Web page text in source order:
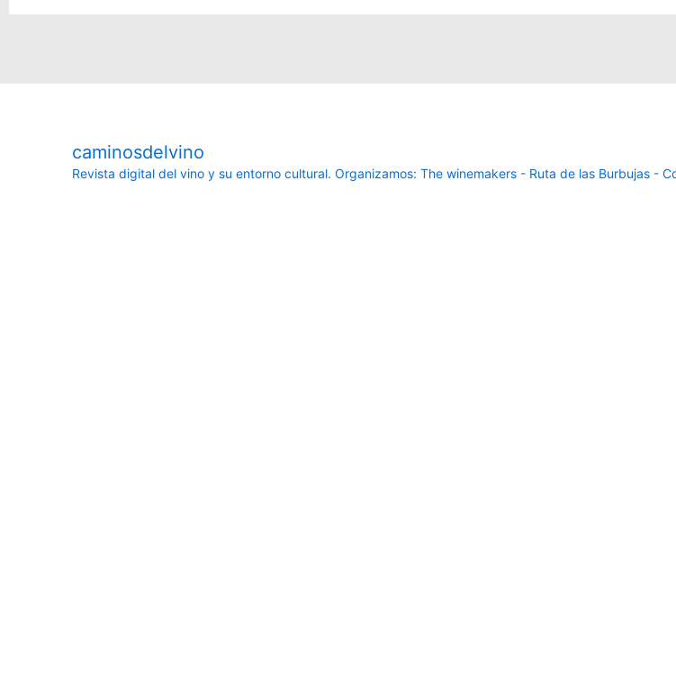
caminosdelvino
Revista digital del vino y su entorno cultural. Organizamos: The winemakers - Ruta de las Burbujas -